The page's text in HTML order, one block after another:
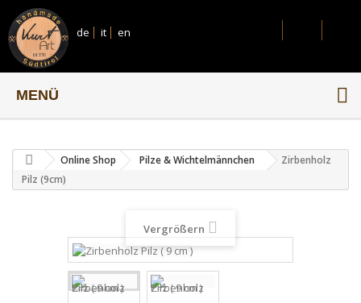
de it en
MENÜ
Online Shop Pilze & Wichtelmännchen
Zirbenholz
Pilz (9cm)
Vergrößern